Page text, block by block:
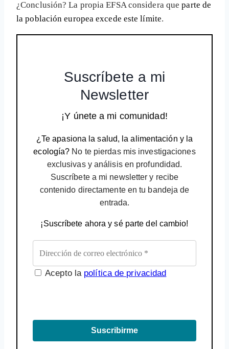
¿Conclusión? La propia EFSA considera queparte de
la población europea excede este límite.
Suscríbete a mi
Newsletter
¡Y únete a mi comunidad!
¿Te apasiona la salud, la alimentación y la
ecología? No te pierdas mis investigaciones
exclusivas y análisis en profundidad.
Suscríbete a mi newsletter y recibe
contenido directamente en tu bandeja de
entrada.
¡Suscríbete ahora y sé parte del cambio!
Acepto la política de privacidad
Suscribirme